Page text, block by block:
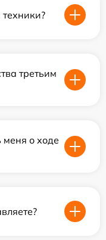
техники?
третьим
о ходе